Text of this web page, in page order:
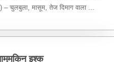
चुलबुला, मासूम, तेज दिमाग वाला ...
इश्क